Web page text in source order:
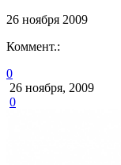
26 ноября 2009
Коммент.:
0
26 ноября, 2009
0